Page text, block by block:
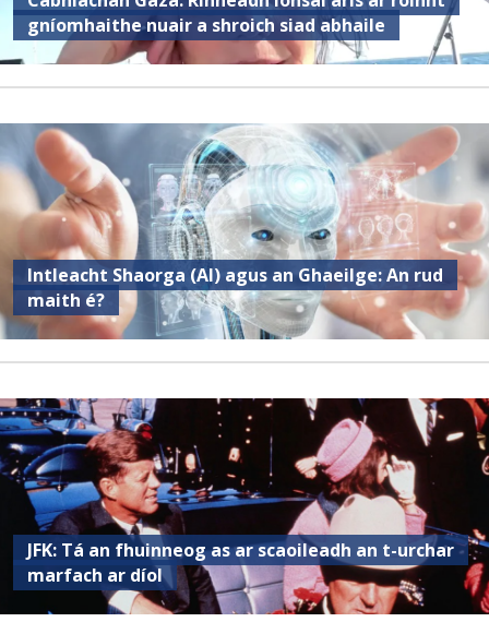
gníomhaithe nuair a shroich siad abhaile
Intleacht Shaorga (AI) agus an Ghaeilge: An rud
maith é?
JFK: Tá an fhuinneog as ar scaoileadh an t-urchar
marfach ar díol